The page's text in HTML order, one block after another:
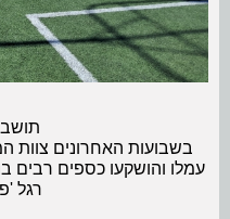
בשבועות האחרונים צוות
עמלו והושקעו כספים רבים
רגל